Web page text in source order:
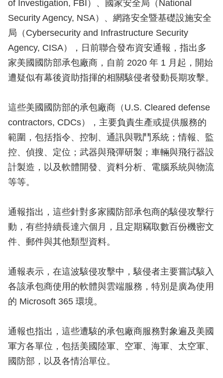
of Investigation, FBI）、國家安全局（National
Security Agency, NSA）、網路安全暨基礎設施安全
局（Cybersecurity and Infrastructure Security
Agency, CISA），日前聯合發布資安通報，指出多
家美國國防部承包廠商，自前 2020 年 1 月起，開始
遭疑似有幕後資助指揮的相關駭侵者發動長期攻擊。
這些美國國防部的承包廠商（U.S. Cleared defense
contractors, CDCs），主要負責生產或提供服務的
範圍，包括指令、控制、通訊與戰鬥系統；情報、監
控、偵搜、定位；武器與飛彈研製；車輛與飛行器設
計製造，以及軟體開發、資料分析、電腦系統與物流
等等。
通報指出，這些針對多家國防部承包商的駭侵攻擊行
動，有些持續長達六個月，且定期竊取數百份機密文
件、郵件與其他類型資料。
通報表示，在這波駭侵攻擊中，駭侵者主要嘗試駭入
各該承包商使用的軟體與雲端服務，特別是廣為使用
的 Microsoft 365 環境。
通報也指出，這些遭駭的承包廠商服務對象遍及美國
軍方各單位，包括美國陸軍、空軍、海軍、太空軍、
國防部，以及各情治單位。